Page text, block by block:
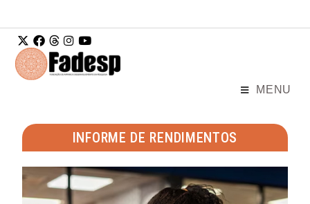
conteúdo
MENU
INFORME DE RENDIMENTOS